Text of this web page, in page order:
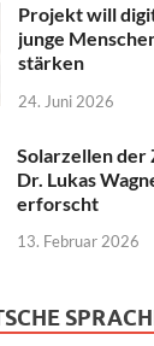
Projekt will
junge
stärken
24. Juni 2026
Solarzellen
Dr. Lukas
erforscht
13. Februar 2026